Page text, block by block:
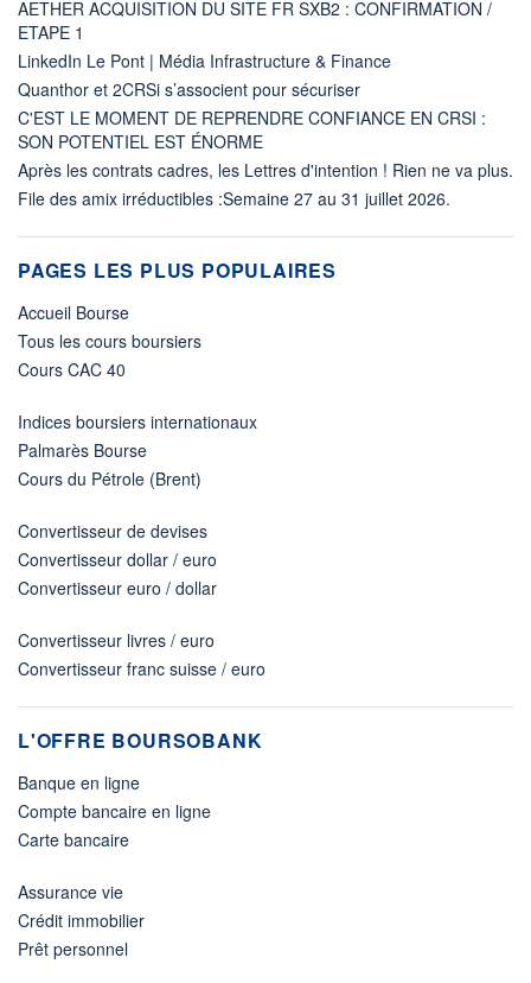
AETHER ACQUISITION DU SITE FR SXB2 : CONFIRMATION /
ETAPE 1
LinkedIn Le Pont | Média Infrastructure & Finance
Quanthor et 2CRSi s’associent pour sécuriser
C'EST LE MOMENT DE REPRENDRE CONFIANCE EN CRSI :
SON POTENTIEL EST ÉNORME
Après les contrats cadres, les Lettres d'intention ! Rien ne va plus.
File des amix irréductibles :Semaine 27 au 31 juillet 2026.
PAGES LES PLUS POPULAIRES
Accueil Bourse
Tous les cours boursiers
Cours CAC 40
Indices boursiers internationaux
Palmarès Bourse
Cours du Pétrole (Brent)
Convertisseur de devises
Convertisseur dollar / euro
Convertisseur euro / dollar
Convertisseur livres / euro
Convertisseur franc suisse / euro
L'OFFRE BOURSOBANK
Banque en ligne
Compte bancaire en ligne
Carte bancaire
Assurance vie
Crédit immobilier
Prêt personnel